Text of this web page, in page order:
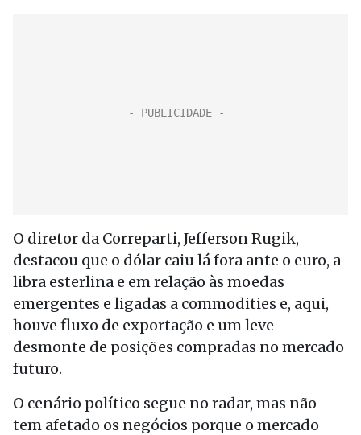
O diretor da Correparti, Jefferson Rugik,
destacou que o dólar caiu lá fora ante o euro, a
libra esterlina e em relação às moedas
emergentes e ligadas a commodities e, aqui,
houve fluxo de exportação e um leve
desmonte de posições compradas no mercado
futuro.
O cenário político segue no radar, mas não
tem afetado os negócios porque o mercado